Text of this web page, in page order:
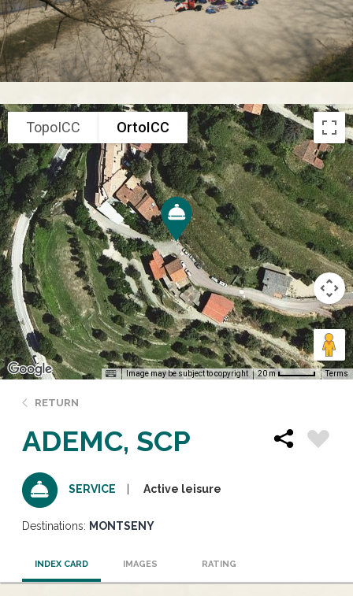
TopoICC OrtoICC
Image may be subject to copyright 20 m Terms
RETURN
ADEMC, SCP
SERVICE Active leisure
Destinations: MONTSENY
INDEX CARD IMAGES RATING